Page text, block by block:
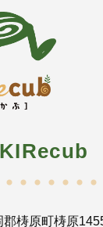
KIRecub
郡梼原町梼原